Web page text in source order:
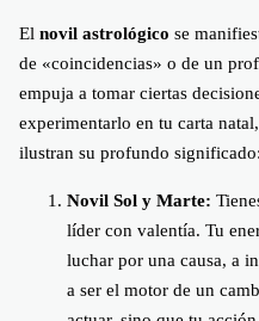
El novil astrológico se
de «coincidencias» o de un
empuja a tomar ciertas
experimentarlo en tu carta
ilustran su profundo significado:
Novil Sol y Marte:
líder con valentía. Tu
luchar por una causa, a
a ser el motor de un